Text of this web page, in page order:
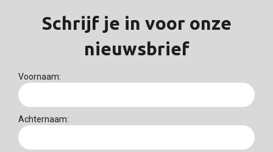
Schrijf je in voor onze
nieuwsbrief
Voornaam:
Achternaam: